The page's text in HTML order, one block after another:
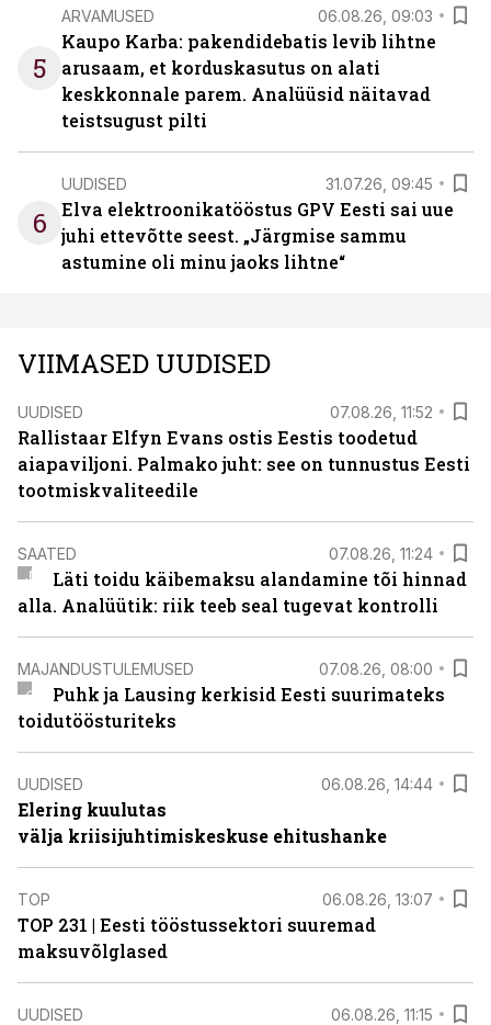
5
ARVAMUSED 06.08.26, 09:03
Kaupo Karba: pakendidebatis levib lihtne
arusaam, et korduskasutus on alati
keskkonnale parem. Analüüsid näitavad
teistsugust pilti
6
UUDISED 31.07.26, 09:45
Elva elektroonikatööstus GPV Eesti sai uue
juhi ettevõtte seest. „Järgmise sammu
astumine oli minu jaoks lihtne“
VIIMASED UUDISED
UUDISED 07.08.26, 11:52
Rallistaar Elfyn Evans ostis Eestis toodetud
aiapaviljoni. Palmako juht: see on tunnustus Eesti
tootmiskvaliteedile
SAATED 07.08.26, 11:24
Läti toidu käibemaksu alandamine tõi hinnad
alla. Analüütik: riik teeb seal tugevat kontrolli
MAJANDUSTULEMUSED 07.08.26, 08:00
Puhk ja Lausing kerkisid Eesti suurimateks
toidutöösturiteks
UUDISED 06.08.26, 14:44
Elering kuulutas
välja kriisijuhtimiskeskuse ehitushanke
TOP 06.08.26, 13:07
TOP 231 | Eesti tööstussektori suuremad
maksuvõlglased
UUDISED 06.08.26, 11:15